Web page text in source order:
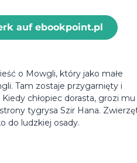
auf ebookpoint.pl
o Mowgli, który jako małe
Tam zostaje przygarnięty i
chłopiec dorasta, grozi mu
tygrysa Szir Hana.
do ludzkiej osady.